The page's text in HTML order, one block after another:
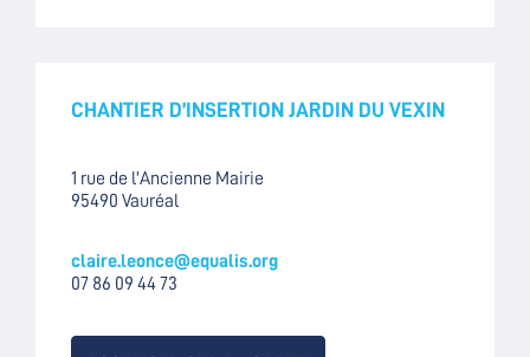
CHANTIER D’INSERTION JARDIN DU VEXIN
1 rue de l'Ancienne Mairie
95490 Vauréal
claire.leonce@equalis.org
07 86 09 44 73